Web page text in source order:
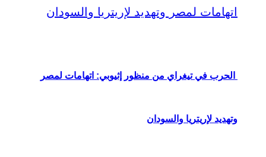
الحرب في تيغراي من منظور إثيوبي: اتهامات لمصر
وتهديد لإريتريا والسودان